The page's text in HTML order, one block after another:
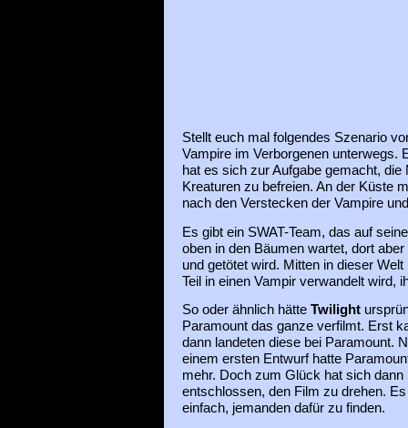
Stellt euch mal folgendes Szenario
Vampire im Verborgenen unterwegs.
hat es sich zur Aufgabe gemacht,
Kreaturen zu befreien. An der Küste
nach den Verstecken der Vampire
Es gibt ein SWAT-Team, das auf
oben in den Bäumen wartet, dort
und getötet wird. Mitten in dieser
Teil in einen Vampir verwandelt wird,
So oder ähnlich hätte Twilight
Paramount das ganze verfilmt. Erst
dann landeten diese bei Paramount.
einem ersten Entwurf hatte
mehr. Doch zum Glück hat sich
entschlossen, den Film zu drehen.
einfach, jemanden dafür zu finden.